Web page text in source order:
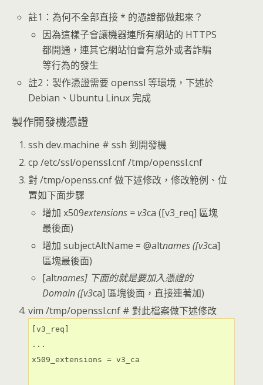
註1：為何不全部直接 * 的憑證都做起來？
因為這樣子會讓機器連所有網站的 HTTPS
都開通，連其它網站怕會有意外或者詐騙
等行為的發生
註2：製作憑證需要 openssl 等環境，下述於
Debian、Ubuntu Linux 完成
製作開發機憑證
ssh dev.machine # ssh 到開發機
cp /etc/ssl/openssl.cnf /tmp/openssl.cnf
對 /tmp/openss.cnf 做下述修改，修改範例、位
置如下面步驟
增加 x509extensions = v3ca ([v3_req] 區塊
最後面)
增加 subjectAltName = @altnames ([v3ca]
區塊最後面)
[altnames] 下面的就是要加入憑證的
Domain ([v3ca] 區塊後面，直接連著加)
vim /tmp/openssl.cnf # 對此檔案做下述修改
[v3_req]
...
x509_extensions = v3_ca